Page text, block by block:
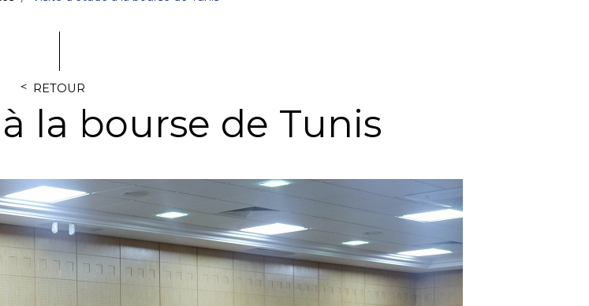
RETOUR
la bourse de Tunis